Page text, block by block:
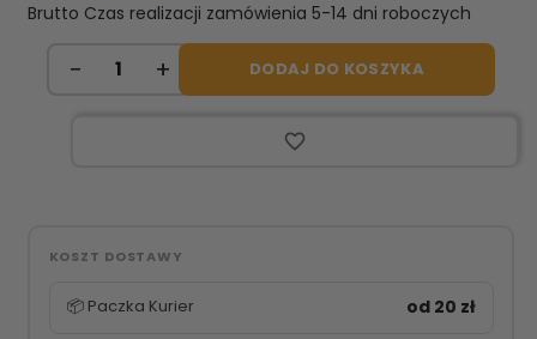
Brutto Czas realizacji zamówienia 5-14 dni roboczych
DODAJ DO KOSZYKA
favorite_border
KOSZT DOSTAWY
📦 Paczka Kurier od 20 zł